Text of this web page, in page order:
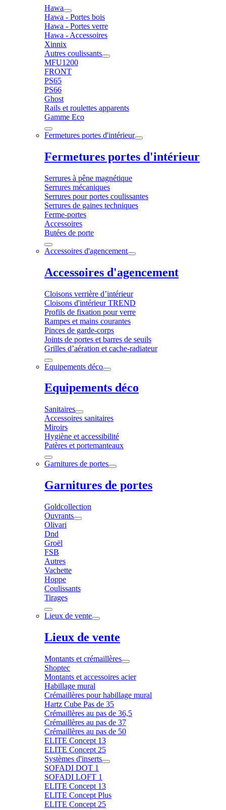
Hawa
Hawa - Portes bois
Hawa - Portes verre
Hawa - Accessoires
Xinnix
Autres coulissants
MFU1200
FRONT
PS65
PS66
Ghost
Rails et roulettes apparents
Gamme Eco
Fermetures portes d'intérieur
Fermetures portes d'intérieur
Serrures à pêne magnétique
Serrures mécaniques
Serrures pour portes coulissantes
Serrures de gaines techniques
Ferme-portes
Accessoires
Butées de porte
Accessoires d'agencement
Accessoires d'agencement
Cloisons verrière d’intérieur
Cloisons d'intérieur TREND
Profils de fixation pour verre
Rampes et mains courantes
Pinces de garde-corps
Joints de portes et barres de seuils
Grilles d’aération et cache-radiateur
Equipements déco
Equipements déco
Sanitaires
Accessoires sanitaires
Miroirs
Hygiène et accessibilité
Patères et portemanteaux
Garnitures de portes
Garnitures de portes
Goldcollection
Ouvrants
Olivari
Dnd
Groël
FSB
Autres
Vachette
Hoppe
Coulissants
Tirages
Lieux de vente
Lieux de vente
Montants et crémaillères
Shoptec
Montants et accessoires acier
Habillage mural
Crémaillères pour habillage mural
Hartz Cube Pas de 35
Crémaillères au pas de 36,5
Crémaillères au pas de 37
Crémaillères au pas de 50
ELITE Concept 13
ELITE Concept 25
Systèmes d'inserts
SOFADI DOT 1
SOFADI LOFT 1
ELITE Concept 13
ELITE Concept Plus
ELITE Concept 25